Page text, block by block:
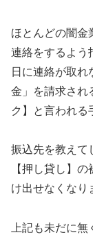
ほとんどの闇金
連絡をするよう
日に連絡が取
金」を請求され
ク】と言われる
振込先を教えて
【押し貸し】
け出せなくなり
上記も未だに